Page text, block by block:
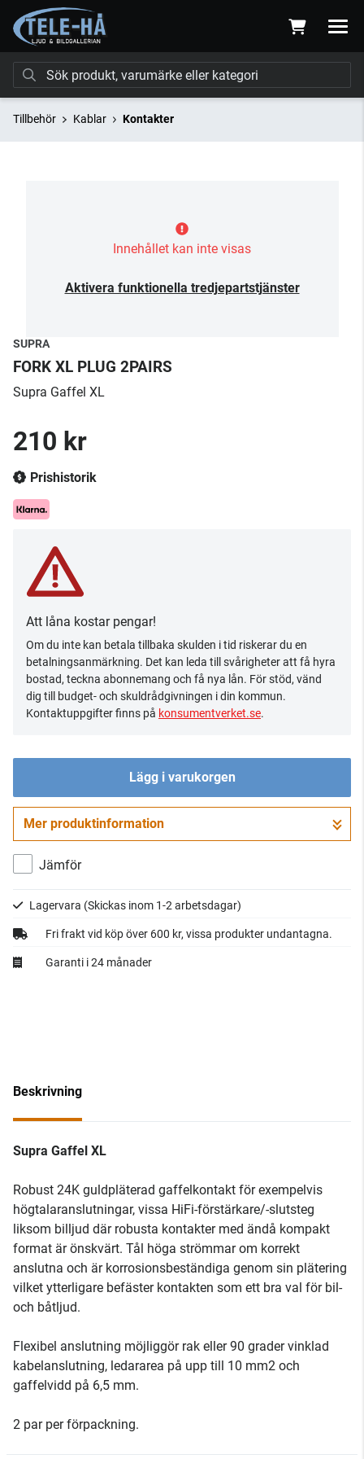
Tillbehör Kablar Kontakter
Innehållet kan inte visas
Aktivera funktionella tredjepartstjänster
SUPRA
FORK XL PLUG 2PAIRS
Supra Gaffel XL
210 kr
Prishistorik
Att låna kostar pengar!
Om du inte kan betala tillbaka skulden i tid riskerar du en
betalningsanmärkning. Det kan leda till svårigheter att få hyra
bostad, teckna abonnemang och få nya lån. För stöd, vänd
dig till budget- och skuldrådgivningen i din kommun.
Kontaktuppgifter finns på konsumentverket.se.
Lägg i varukorgen
Gå till kassan
Mer produktinformation
Jämför
Lagervara (Skickas inom 1-2 arbetsdagar)
Fri frakt vid köp över 600 kr, vissa produkter undantagna.
Garanti i 24 månader
Beskrivning
Supra Gaffel XL
Robust 24K guldpläterad gaffelkontakt för exempelvis
högtalaranslutningar, vissa HiFi-förstärkare/-slutsteg
liksom billjud där robusta kontakter med ändå kompakt
format är önskvärt. Tål höga strömmar om korrekt
anslutna och är korrosionsbeständiga genom sin plätering
vilket ytterligare befäster kontakten som ett bra val för bil-
och båtljud.
Flexibel anslutning möjliggör rak eller 90 grader vinklad
kabelanslutning, ledararea på upp till 10 mm2 och
gaffelvidd på 6,5 mm.
2 par per förpackning.